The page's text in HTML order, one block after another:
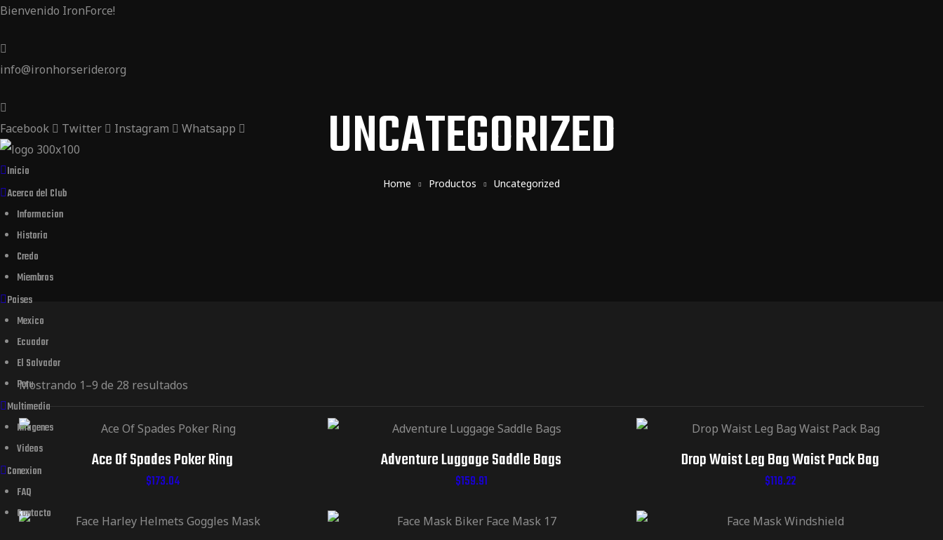
Bienvenido IronForce!
info@ironhorserider.org
Facebook Twitter Instagram Whatsapp
Inicio
Acerca del Club
Informacion
Historia
Credo
Miembros
Paises
Mexico
Ecuador
El Salvador
Peru
Multimedia
Imagenes
Videos
Conexion
FAQ
Contacto
UNCATEGORIZED
Home Productos Uncategorized
Mostrando 1–9 de 28 resultados
Ace Of Spades Poker Ring
$173.04
Adventure Luggage Saddle Bags
$159.91
Drop Waist Leg Bag Waist Pack Bag
$118.22